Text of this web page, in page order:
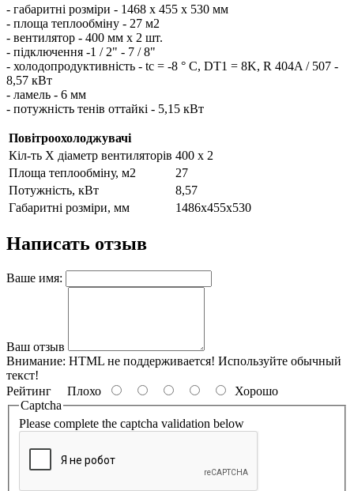
- габаритні розміри - 1468 х 455 х 530 мм
- площа теплообміну - 27 м2
- вентилятор - 400 мм х 2 шт.
- підключення -1 / 2" - 7 / 8"
- холодопродуктивність - tc = -8 ° C, DT1 = 8K, R 404A / 507 -
8,57 кВт
- ламель - 6 мм
- потужність тенів оттайкі - 5,15 кВт
Повітроохолоджувачі
Кіл-ть Х діаметр вентиляторів 400 х 2
Площа теплообміну, м2
27
Потужність, кВт
8,57
Габаритні розміри, мм
1486х455х530
Написать отзыв
Ваше имя:
Ваш отзыв
Внимание: HTML не поддерживается! Используйте обычный
текст!
Рейтинг Плохо
Хорошо
Captcha
Please complete the captcha validation below